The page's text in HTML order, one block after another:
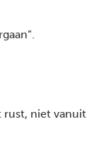
rust, niet vanuit